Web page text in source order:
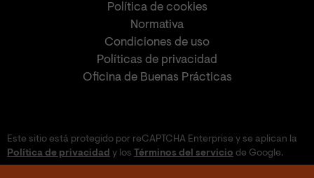
Política de cookies
Normativa
Condiciones de uso
Políticas de privacidad
Oficina de Buenas Prácticas
Este sitio está protegido por reCAPTCHA Enterprise y se aplican la
Política de privacidad y los Términos del servicio de Google.